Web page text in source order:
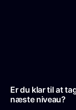
Er du klar til at
næste niveau?